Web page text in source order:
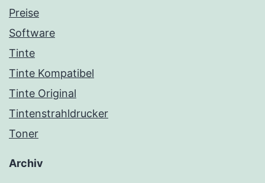
Preise
Software
Tinte
Tinte Kompatibel
Tinte Original
Tintenstrahldrucker
Toner
Archiv